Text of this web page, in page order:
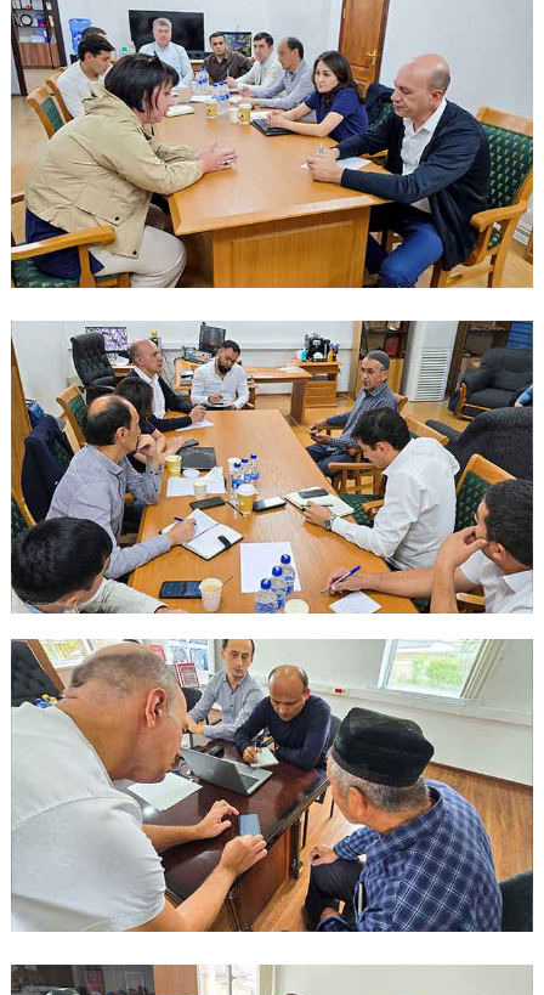
принявших участие в этих встречах, за активное
конструктивный диалог. Mobiuz продолжит проводить
мероприятия в других регионах страны, чтобы
высокий уровень сервиса и удовлетворенность абонентов.